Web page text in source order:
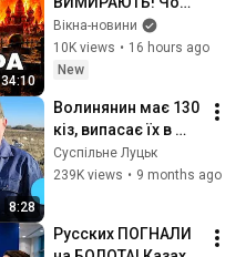
34:10
ДИКУНСЬКІ
НАКАЗИ Путіна НЕ
ЗУПИНЯТЬ
ЗАЛИШИТСЬЯ
ВОЮВАТИ за РФ
Вікна-новини
10K views • 16 hours ago
New
8:28
Волинянин має 130
кіз, випасає їх в
електроогорожі та
разом з дружиною
Суспільне Луцьк
239K views • 9 months ago
Русских ПОГНАЛИ